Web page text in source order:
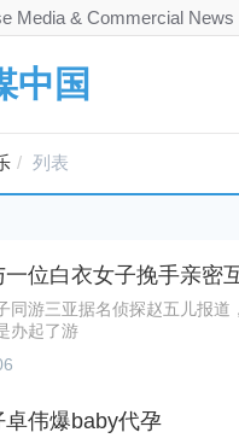
Media & Commercial News
中国
列表
位白衣女子挽手亲密
同游三亚据名侦探赵五儿报
办起了游
伟爆baby代孕